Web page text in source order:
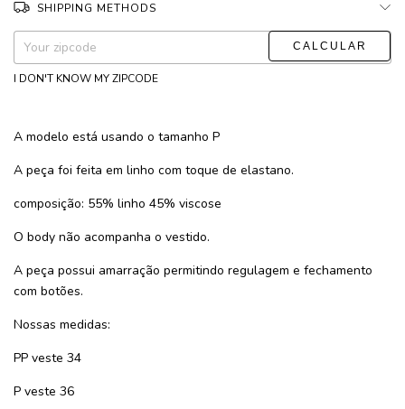
SHIPPING METHODS
Shipping for zipcode:
CHANGE ZIPCODE
I DON'T KNOW MY ZIPCODE
A modelo está usando o tamanho P
A peça foi feita em linho com toque de elastano.
composição: 55% linho 45% viscose
O body não acompanha o vestido.
A peça possui amarração permitindo regulagem e fechamento
com botões.
Nossas medidas:
PP veste 34
P veste 36